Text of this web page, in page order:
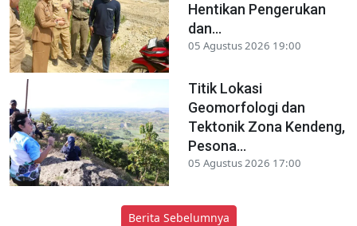
Hentikan Pengerukan
dan...
05 Agustus 2026 19:00
Titik Lokasi
Geomorfologi dan
Tektonik Zona Kendeng,
Pesona...
05 Agustus 2026 17:00
Berita Sebelumnya